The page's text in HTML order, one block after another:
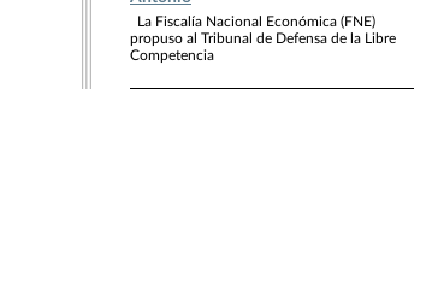
La Fiscalía Nacional Económica (FNE)
propuso al Tribunal de Defensa de la Libre
Competencia